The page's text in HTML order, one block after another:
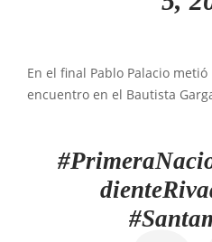
En el final Pablo Palacio
encuentro en el Bautista